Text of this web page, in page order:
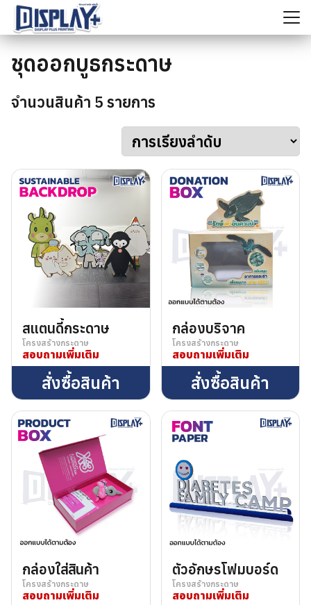
Skip
content
ค้นหา
สำหรับ:
ชุดออกบูธกระดาษ
จำนวนสินค้า 5 รายการ
สแตนดี้กระดาษ
โครงสร้างกระดาษ
สอบถามเพิ่มเติม
สั่งซื้อสินค้า
กล่องบริจาค
โครงสร้างกระดาษ
สอบถามเพิ่มเติม
สั่งซื้อสินค้า
กล่องใส่สินค้า
โครงสร้างกระดาษ
สอบถามเพิ่มเติม
ตัวอักษรโฟมบอร์ด
โครงสร้างกระดาษ
สอบถามเพิ่มเติม